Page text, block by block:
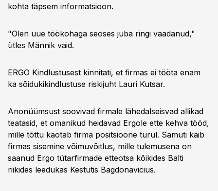
kohta täpsem informatsioon.
"Olen uue töökohaga seoses juba ringi vaadanud,"
ütles Männik vaid.
ERGO Kindlustusest kinnitati, et firmas ei tööta enam
ka sõidukikindlustuse riskijuht Lauri Kutsar.
Anonüümsust soovivad firmale lähedalseisvad allikad
teatasid, et omanikud heidavad Ergole ette kehva tööd,
mille tõttu kaotab firma positsioone turul. Samuti käib
firmas sisemine võimuvõitlus, mille tulemusena on
saanud Ergo tütarfirmade etteotsa kõikides Balti
riikides leedukas Kestutis Bagdonavicius.